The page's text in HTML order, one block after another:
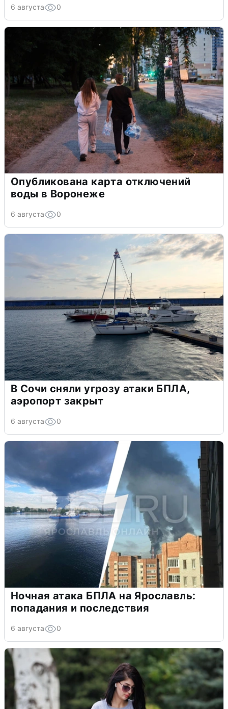
6 августа 0
Опубликована карта отключений
воды в Воронеже
6 августа 0
В Сочи сняли угрозу атаки БПЛА,
аэропорт закрыт
6 августа 0
Ночная атака БПЛА на Ярославль:
попадания и последствия
6 августа 0